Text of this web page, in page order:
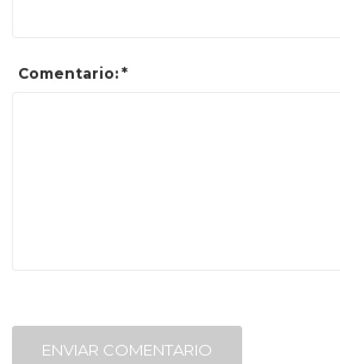
Comentario: *
ENVIAR COMENTARIO